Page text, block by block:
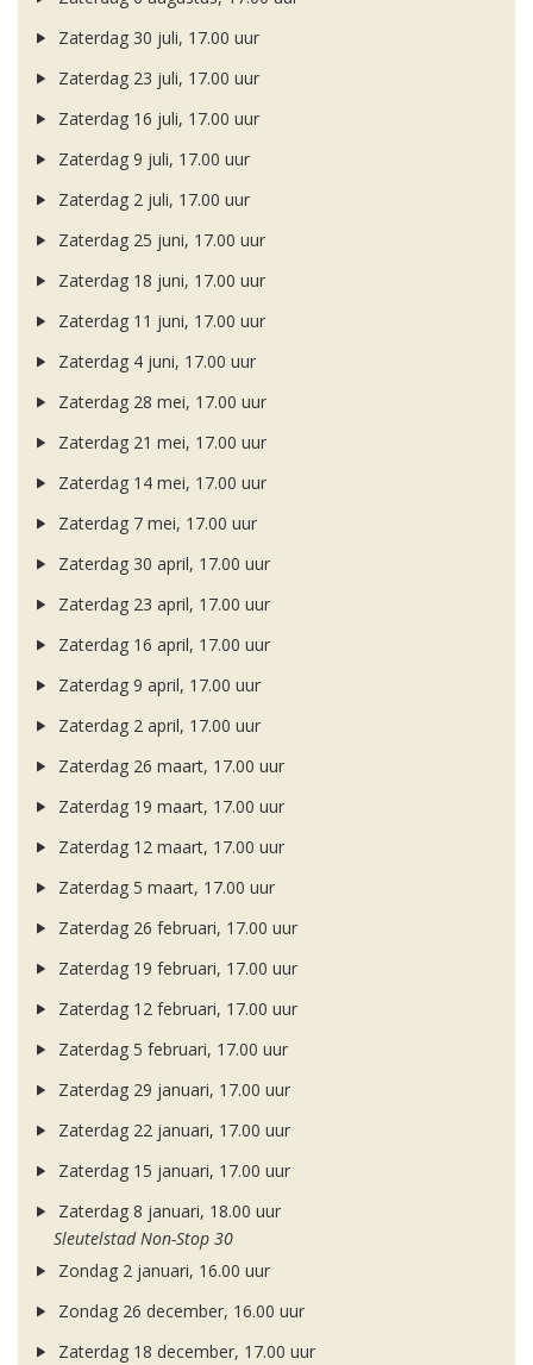
Zaterdag 30 juli, 17.00 uur
Zaterdag 23 juli, 17.00 uur
Zaterdag 16 juli, 17.00 uur
Zaterdag 9 juli, 17.00 uur
Zaterdag 2 juli, 17.00 uur
Zaterdag 25 juni, 17.00 uur
Zaterdag 18 juni, 17.00 uur
Zaterdag 11 juni, 17.00 uur
Zaterdag 4 juni, 17.00 uur
Zaterdag 28 mei, 17.00 uur
Zaterdag 21 mei, 17.00 uur
Zaterdag 14 mei, 17.00 uur
Zaterdag 7 mei, 17.00 uur
Zaterdag 30 april, 17.00 uur
Zaterdag 23 april, 17.00 uur
Zaterdag 16 april, 17.00 uur
Zaterdag 9 april, 17.00 uur
Zaterdag 2 april, 17.00 uur
Zaterdag 26 maart, 17.00 uur
Zaterdag 19 maart, 17.00 uur
Zaterdag 12 maart, 17.00 uur
Zaterdag 5 maart, 17.00 uur
Zaterdag 26 februari, 17.00 uur
Zaterdag 19 februari, 17.00 uur
Zaterdag 12 februari, 17.00 uur
Zaterdag 5 februari, 17.00 uur
Zaterdag 29 januari, 17.00 uur
Zaterdag 22 januari, 17.00 uur
Zaterdag 15 januari, 17.00 uur
Zaterdag 8 januari, 18.00 uur
Sleutelstad Non-Stop 30
Zondag 2 januari, 16.00 uur
Zondag 26 december, 16.00 uur
Zaterdag 18 december, 17.00 uur